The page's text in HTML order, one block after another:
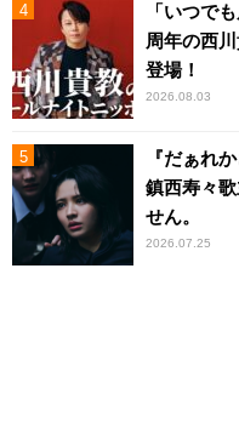
「いつで
周年の西
登場！
2026.08.03
『だぁれ
鎮西寿々
せん。
2026.07.25